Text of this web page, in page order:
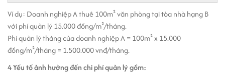
Ví dụ: Doanh nghiệp A thuê 100m² văn phòng tại tòa nhà hạng B
với phí quản lý 15.000 đồng/m²/tháng.
Phí quản lý tháng của doanh nghiệp A = 100m² x 15.000
đồng/m²/tháng = 1.500.000 vnđ/tháng.
4 Yếu tố ảnh hưởng đến chi phí quản lý gồm: